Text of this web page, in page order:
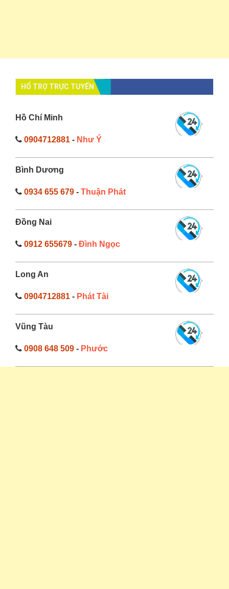
HỔ TRỢ TRỰC TUYẾN
Hồ Chí Minh
0904712881 - Như Ý
Bình Dương
0934 655 679 - Thuận Phát
Đồng Nai
0912 655679 - Đình Ngọc
Long An
0904712881 - Phát Tài
Vũng Tàu
0908 648 509 - Phước